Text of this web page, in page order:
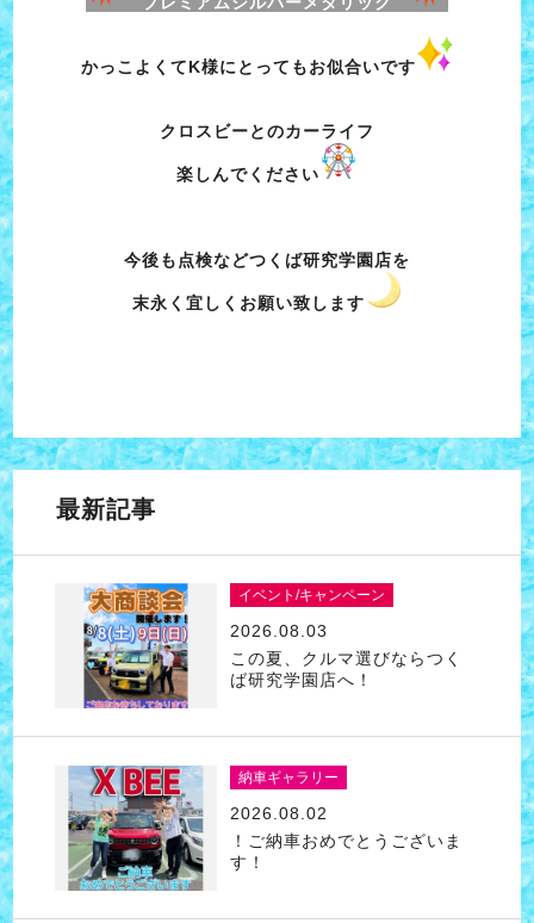
かっこよくてK様にとってもお似合いです
クロスビーとのカーライフ
楽しんでください
今後も点検などつくば研究学園店を
末永く宜しくお願い致します
最新記事
イベント/キャンペーン
2026.08.03
この夏、クルマ選びならつく
ば研究学園店へ！
納車ギャラリー
2026.08.02
！ご納車おめでとうございま
す！